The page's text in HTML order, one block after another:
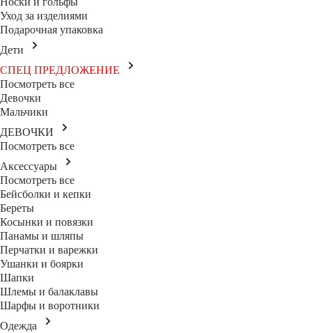
Уход за изделиями
Подарочная упаковка
Дети
СПЕЦ ПРЕДЛОЖЕНИЕ
Посмотреть все
Девочки
Мальчики
ДЕВОЧКИ
Посмотреть все
Аксессуары
Посмотреть все
Бейсболки и кепки
Береты
Косынки и повязки
Панамы и шляпы
Перчатки и варежки
Ушанки и боярки
Шапки
Шлемы и балаклавы
Шарфы и воротники
Одежда